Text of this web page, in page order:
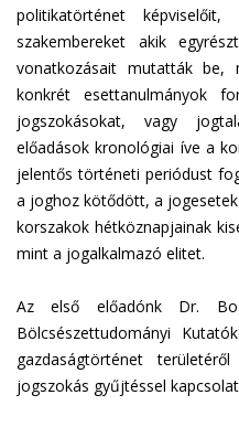
politikatörténet
szakembereket akik
vonatkozásait mutatták be,
konkrét esettanulmányok
jogszokásokat, vagy
előadások kronológiai íve a
jelentős történeti periódust
a joghoz kötődött, a
korszakok hétköznapjainak
mint a jogalkalmazó elitet.
Az első előadónk Dr.
Bölcsészettudományi
gazdaságtörténet
jogszokás gyűjtéssel